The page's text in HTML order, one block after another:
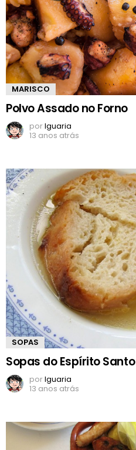
MARISCO
Polvo Assado no Forno
porIguaria
13 anos atrás
SOPAS
Sopas do Espírito Santo
porIguaria
13 anos atrás